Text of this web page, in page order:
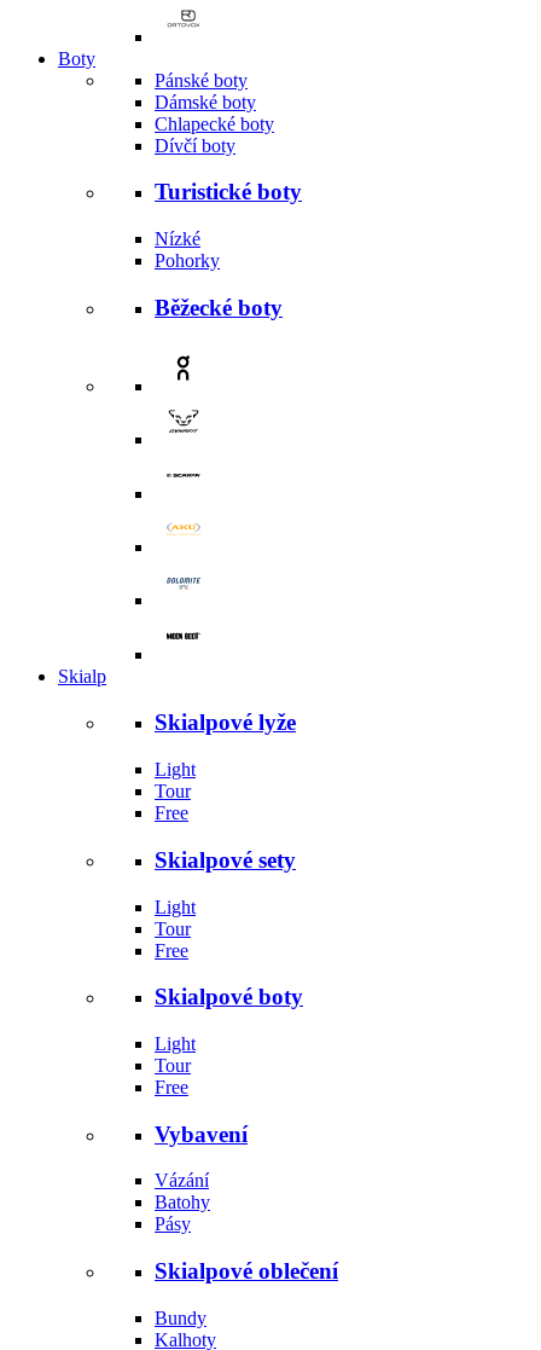
Boty
Pánské boty
Dámské boty
Chlapecké boty
Dívčí boty
Turistické boty
Nízké
Pohorky
Běžecké boty
Skialp
Skialpové lyže
Light
Tour
Free
Skialpové sety
Light
Tour
Free
Skialpové boty
Light
Tour
Free
Vybavení
Vázání
Batohy
Pásy
Skialpové oblečení
Bundy
Kalhoty